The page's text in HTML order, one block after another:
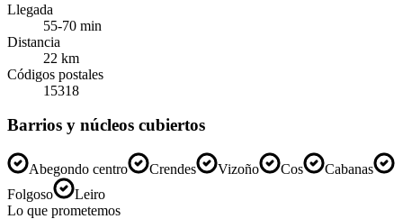
Llegada
55-70 min
Distancia
22 km
Códigos postales
15318
Barrios y núcleos cubiertos
Abegondo centro Crendes Vizoño Cos
Cabanas
Folgoso
Leiro
Lo que prometemos